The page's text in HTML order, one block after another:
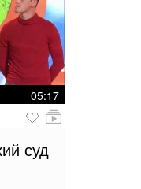
05:17
суд